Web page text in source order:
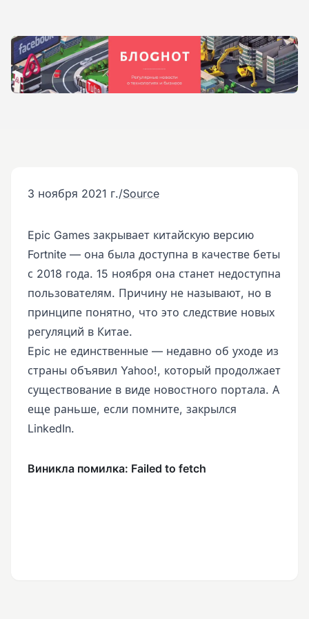
3 ноября 2021 г./Source
Epic Games закрывает китайскую версию
Fortnite — она была доступна в качестве беты
с 2018 года. 15 ноября она станет недоступна
пользователям. Причину не называют, но в
принципе понятно, что это следствие новых
регуляций в Китае.
Epic не единственные — недавно об уходе из
страны объявил Yahoo!, который продолжает
существование в виде новостного портала. А
еще раньше, если помните, закрылся
LinkedIn.